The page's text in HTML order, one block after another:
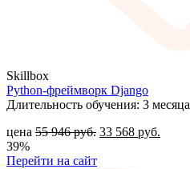
Skillbox
Python-фреймворк Django
Длительность обучения: 3 месяца
цена 55 946руб. 33 568 руб.
39%
Перейти на сайт